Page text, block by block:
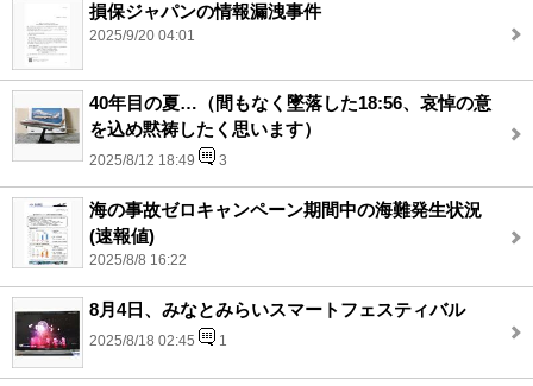
損保ジャパンの情報漏洩事件
2025/9/20 04:01
40年目の夏…（間もなく墜落した18:56、哀悼の意
を込め黙祷したく思います）
2025/8/12 18:49 3
海の事故ゼロキャンペーン期間中の海難発生状況
(速報値)
2025/8/8 16:22
8月4日、みなとみらいスマートフェスティバル
2025/8/18 02:45 1